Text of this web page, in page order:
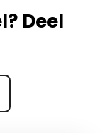
Deel